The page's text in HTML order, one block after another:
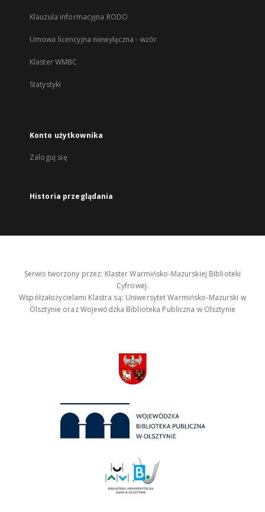
Klauzula informacyjna RODO
Umowa licencyjna niewyłączna - wzór
Klaster WMBC
Statystyki
Konto użytkownika
Zaloguj się
Historia przeglądania
Serwis tworzony przez: Klaster Warmińsko-Mazurskiej Biblioteki
Cyfrowej.
Współzałożycielami Klastra są: Uniwersytet Warmińsko-Mazurski w
Olsztynie oraz Wojewódzka Biblioteka Publiczna w Olsztynie